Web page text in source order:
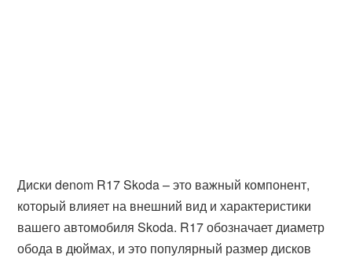
Диски denom R17 Skoda – это важный компонент,
который влияет на внешний вид и характеристики
вашего автомобиля Skoda. R17 обозначает диаметр
обода в дюймах, и это популярный размер дисков